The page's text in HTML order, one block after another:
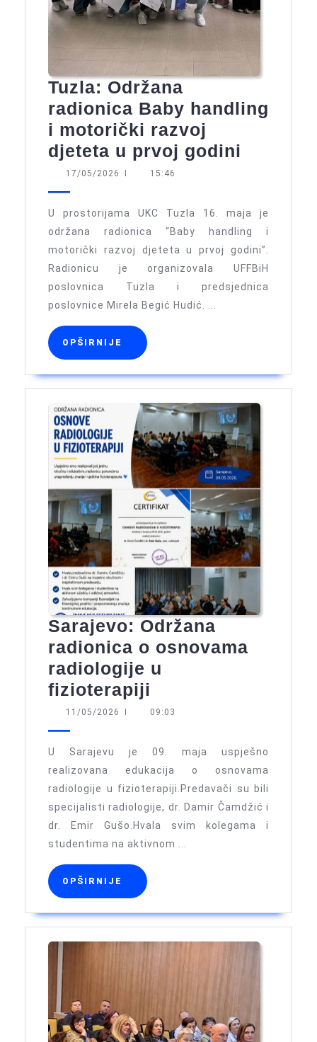
Tuzla: Održana
radionica Baby handling
i motorički razvoj
djeteta u prvoj godini
Baby
i
godini
17/05/2026 17/05/2026
15:46
U prostorijama UKC Tuzla 16. maja je
održana radionica “Baby handling i
motorički razvoj djeteta u prvoj godini”.
Radionicu je organizovala UFFBiH
poslovnica Tuzla i predsjednica
poslovnice Mirela Begić Hudić. ...
OPŠIRNIJE OPŠIRNIJE
Sarajevo: Održana
radionica o osnovama
radiologije u
fizioterapiji
Održana
o
osnovama
radiologije
u
fizioterapiji
11/05/2026 11/05/2026
09:03
U Sarajevu je 09. maja uspješno
realizovana edukacija o osnovama
radiologije u fizioterapiji.Predavači su bili
specijalisti radiologije, dr. Damir Čamdžić i
dr. Emir Gušo.Hvala svim kolegama i
studentima na aktivnom ...
OPŠIRNIJE OPŠIRNIJE